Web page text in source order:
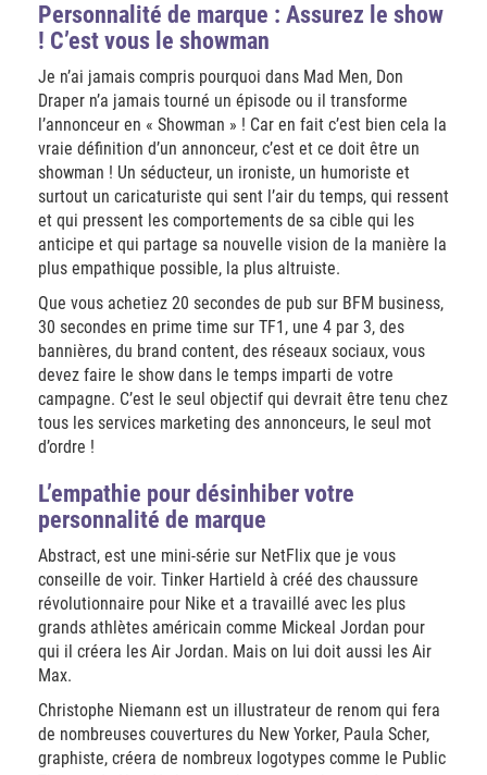
Personnalité de marque : Assurez le show
! C’est vous le showman
Je n’ai jamais compris pourquoi dans Mad Men, Don
Draper n’a jamais tourné un épisode ou il transforme
l’annonceur en « Showman » ! Car en fait c’est bien cela la
vraie définition d’un annonceur, c’est et ce doit être un
showman ! Un séducteur, un ironiste, un humoriste et
surtout un caricaturiste qui sent l’air du temps, qui ressent
et qui pressent les comportements de sa cible qui les
anticipe et qui partage sa nouvelle vision de la manière la
plus empathique possible, la plus altruiste.
Que vous achetiez 20 secondes de pub sur BFM business,
30 secondes en prime time sur TF1, une 4 par 3, des
bannières, du brand content, des réseaux sociaux, vous
devez faire le show dans le temps imparti de votre
campagne. C’est le seul objectif qui devrait être tenu chez
tous les services marketing des annonceurs, le seul mot
d’ordre !
L’empathie pour désinhiber votre
personnalité de marque
Abstract, est une mini-série sur NetFlix que je vous
conseille de voir. Tinker Hartield à créé des chaussure
révolutionnaire pour Nike et a travaillé avec les plus
grands athlètes américain comme Mickeal Jordan pour
qui il créera les Air Jordan. Mais on lui doit aussi les Air
Max.
Christophe Niemann est un illustrateur de renom qui fera
de nombreuses couvertures du New Yorker, Paula Scher,
graphiste, créera de nombreux logotypes comme le Public